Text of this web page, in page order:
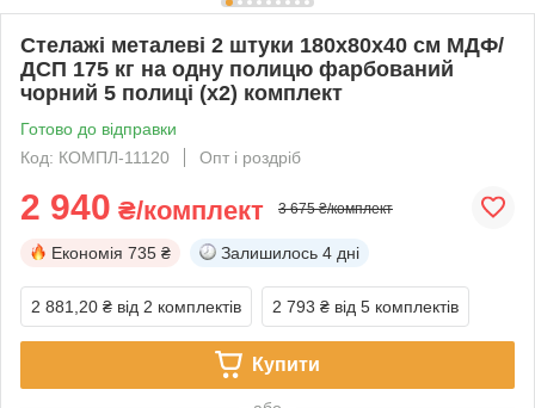
Стелажі металеві 2 штуки 180х80х40 см МДФ/
ДСП 175 кг на одну полицю фарбований
чорний 5 полиці (х2) комплект
Готово до відправки
Код: КОМПЛ-11120
Опт і роздріб
2 940 ₴/комплект 3 675 ₴/комплект
Економія 735 ₴ Залишилось 4 дні
2 881,20 ₴ від 2 комплектів 2 793 ₴ від 5 комплектів
Купити